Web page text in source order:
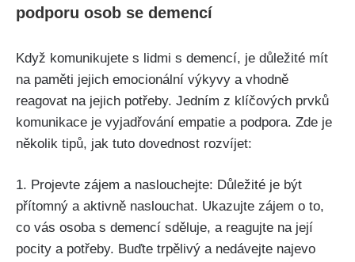
podporu osob se demencí
Když komunikujete s lidmi s demencí, je důležité mít
na paměti jejich emocionální výkyvy a vhodně
reagovat na jejich potřeby. Jedním z klíčových prvků
komunikace je vyjadřování empatie a podpora. Zde je
několik tipů, jak tuto dovednost rozvíjet:
1. Projevte zájem a naslouchejte: Důležité je být
přítomný a aktivně naslouchat. Ukazujte zájem o to,
co vás osoba s demencí sděluje, a reagujte na její
pocity a potřeby. Buďte trpělivý a nedávejte najevo